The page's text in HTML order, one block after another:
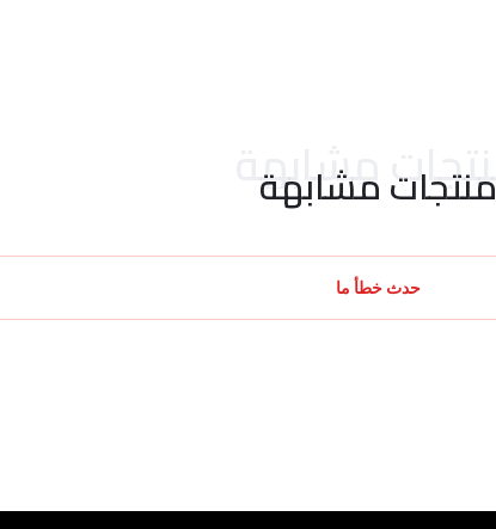
منتجات مشابهة
منتجات مشابهة
حدث خطأ ما